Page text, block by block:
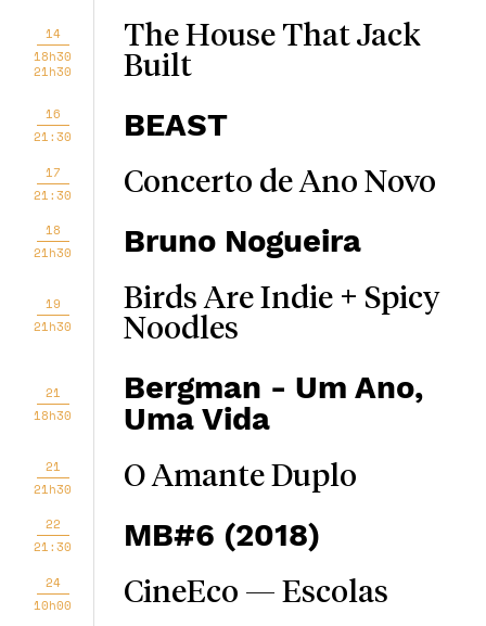
14
18h30
21h30
The House That Jack
Built
16
21:30
BEAST
17
21:30
Concerto de Ano Novo
18
21h30
Bruno Nogueira
19
21h30
Birds Are Indie + Spicy
Noodles
21
18h30
Bergman - Um Ano,
Uma Vida
21
21h30
O Amante Duplo
22
21:30
MB#6 (2018)
24
10h00
CineEco — Escolas